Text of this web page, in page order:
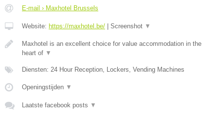
E-mail › Maxhotel Brussels
Website: https://maxhotel.be/ Screenshot ▼
Maxhotel is an excellent choice for value accommodation in the
heart of ▼
Diensten: 24 Hour Reception, Lockers, Vending Machines
Openingstijden ▼
Laatste facebook posts ▼